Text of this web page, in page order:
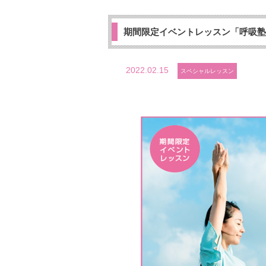
期間限定イベントレッスン「呼吸
2022.02.15 スペシャルレッスン